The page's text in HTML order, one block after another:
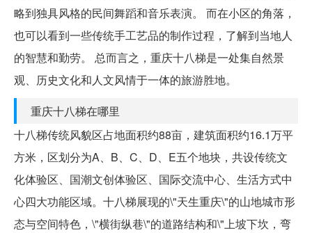
略到独具风格的民间舞蹈和音乐表演。 而在小区的角落，
也可以看到一些传统手工艺品的制作过程，了解到当地人
的智慧和勤劳。 总而言之，重庆十八梯是一处集自然景
观、历史文化和人文风情于一体的旅游胜地。
重庆十八梯在哪里
十八梯传统风貌区占地面积约88亩，建筑面积约16.1万平
方米，区划分为A、B、C、D、E五个地块，共设传统文
化体验区、国潮文创体验区、国际交流中心、生活方式中
心四大功能区域。十八梯展现的\"天生重庆\"的山地城市形
态与空间特色，\"横街纵巷\"的道路结构和\"上坡下坎，弯